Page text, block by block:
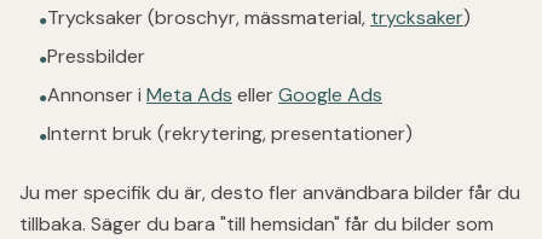
●Trycksaker (broschyr, mässmaterial, trycksaker)
●Pressbilder
●Annonser i Meta Ads ellerGoogle Ads
●Internt bruk (rekrytering, presentationer)
Ju mer specifik du är, desto fler användbara bilder får du
tillbaka. Säger du bara "till hemsidan" får du bilder som